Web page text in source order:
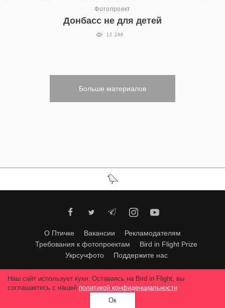
Фотопроект
Донбасс не для детей
12 298
Больше материалов
О Птичке Вакансии
Рекламодателям
Требования к фотопроектам
Bird in Flight Prize
Укрсучфото
Поддержите нас
Любое использование материалов допускается только с согласия
редакции.© 2026, Bird In Flight.
Все права защищены.
Наш сайт использует куки. Оставаясь на Bird in Flight, вы
соглашаетесь с нашей политикой конфиденциальности.
Ок